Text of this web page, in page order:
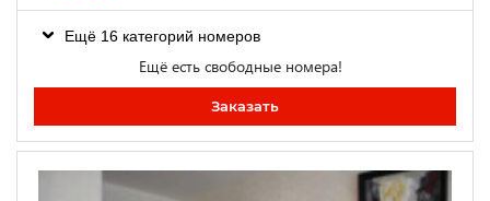
Ещё 16 категорий номеров
Ещё есть свободные номера!
Заказать